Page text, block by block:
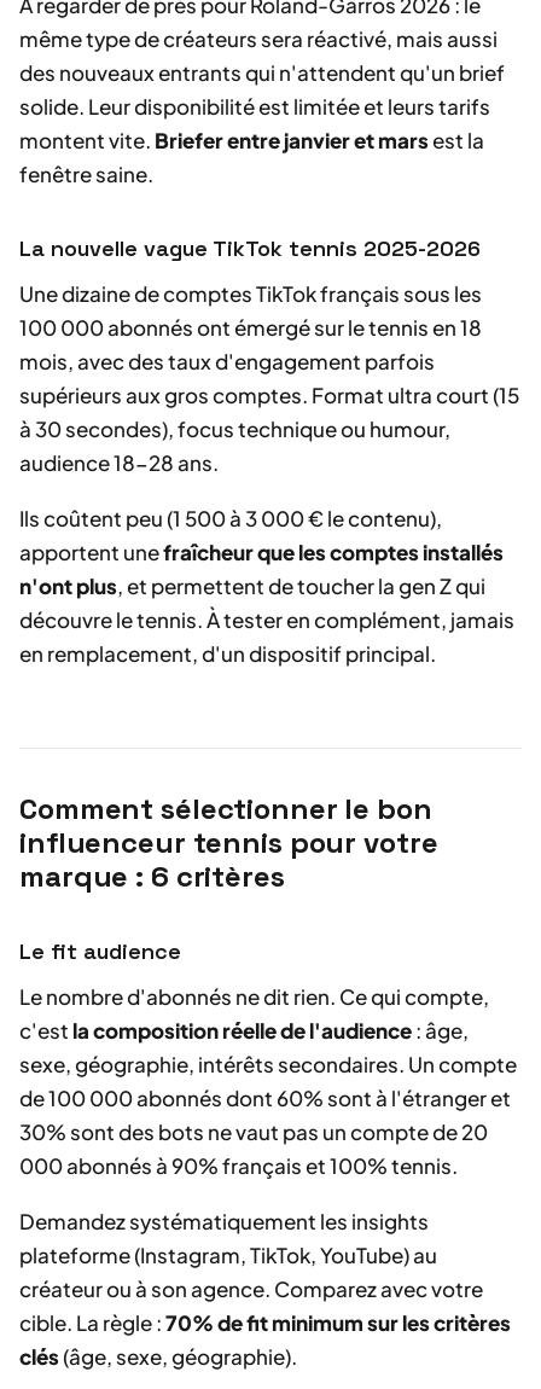
même type de créateurs sera réactivé, mais aussi
des nouveaux entrants qui n'attendent qu'un brief
solide. Leur disponibilité est limitée et leurs tarifs
montent vite. Briefer entre janvier et marsest la
fenêtre saine.
La nouvelle vague TikTok tennis 2025-2026
Une dizaine de comptes TikTok français sous les
100 000 abonnés ont émergé sur le tennis en 18
mois, avec des taux d'engagement parfois
supérieurs aux gros comptes. Format ultra court (15
à 30 secondes), focus technique ou humour,
audience 18-28 ans.
Ils coûtent peu (1 500 à 3 000 € le contenu),
apportent unefraîcheur que les comptes installés
n'ont plus, et permettent de toucher la gen Z qui
découvre le tennis. À tester en complément, jamais
en remplacement, d'un dispositif principal.
Comment sélectionner le bon
influenceur tennis pour votre
marque : 6 critères
Le fit audience
Le nombre d'abonnés ne dit rien. Ce qui compte,
c'est la composition réelle de l'audience: âge,
sexe, géographie, intérêts secondaires. Un compte
de 100 000 abonnés dont 60% sont à l'étranger et
30% sont des bots ne vaut pas un compte de 20
000 abonnés à 90% français et 100% tennis.
Demandez systématiquement les insights
plateforme (Instagram, TikTok, YouTube) au
créateur ou à son agence. Comparez avec votre
cible. La règle :70% de fit minimum sur les critères
clés(âge, sexe, géographie).